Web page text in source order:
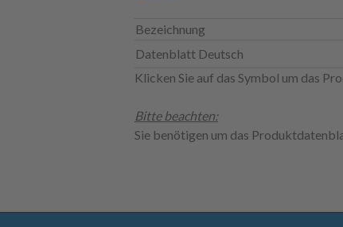
Bezeichnung
Datenblatt Deutsch
Klicken Sie auf das Symbol um das
Bitte beachten:
Sie benötigen um das